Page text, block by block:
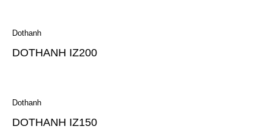
Dothanh
DOTHANH IZ200
Dothanh
DOTHANH IZ150